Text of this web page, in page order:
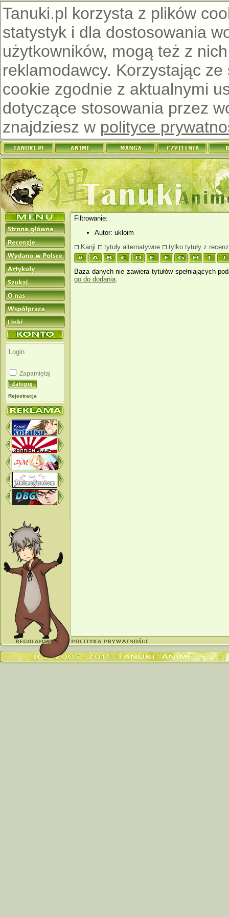
Tanuki.pl korzysta z plików
statystyk i dla dostosowania
użytkowników, mogą też z
reklamodawcy. Korzystając
cookie zgodnie z aktualnymi
dotyczące stosowania przez
znajdziesz w polityce
Zapamiętaj
Rejestracja
Filtrowanie:
Autor: ukloim
Kanji
tytuły alternatywne tylko tytuły z
Baza danych nie zawiera tytułów spełniających
go do dodania.